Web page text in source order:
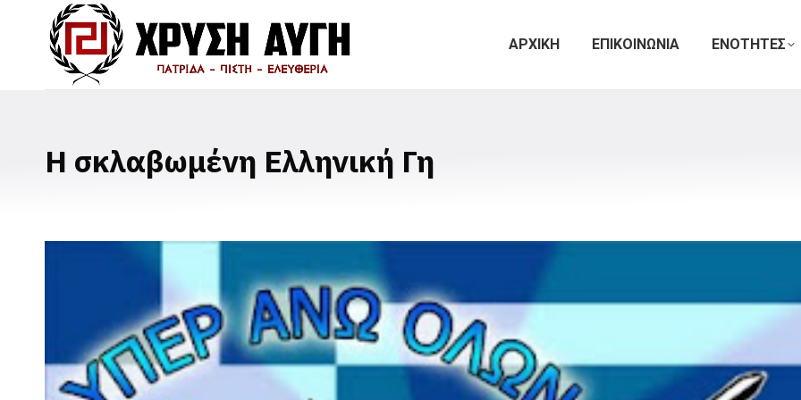
ΑΡΧΙΚΗ ΕΠΙΚΟΙΝΩΝΙΑ ΕΝΟΤΗΤΕΣ
Η σκλαβωμένη Ελληνική Γη